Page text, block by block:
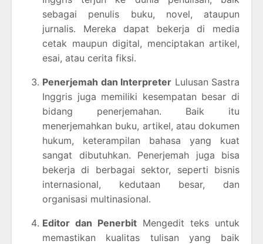
sebagai penulis buku, novel, ataupun
jurnalis. Mereka dapat bekerja di media
cetak maupun digital, menciptakan artikel,
esai, atau cerita fiksi.
Penerjemah dan Interpreter Lulusan Sastra
Inggris juga memiliki kesempatan besar di
bidang penerjemahan. Baik itu
menerjemahkan buku, artikel, atau dokumen
hukum, keterampilan bahasa yang kuat
sangat dibutuhkan. Penerjemah juga bisa
bekerja di berbagai sektor, seperti bisnis
internasional, kedutaan besar, dan
organisasi multinasional.
Editor dan Penerbit Mengedit teks untuk
memastikan kualitas tulisan yang baik